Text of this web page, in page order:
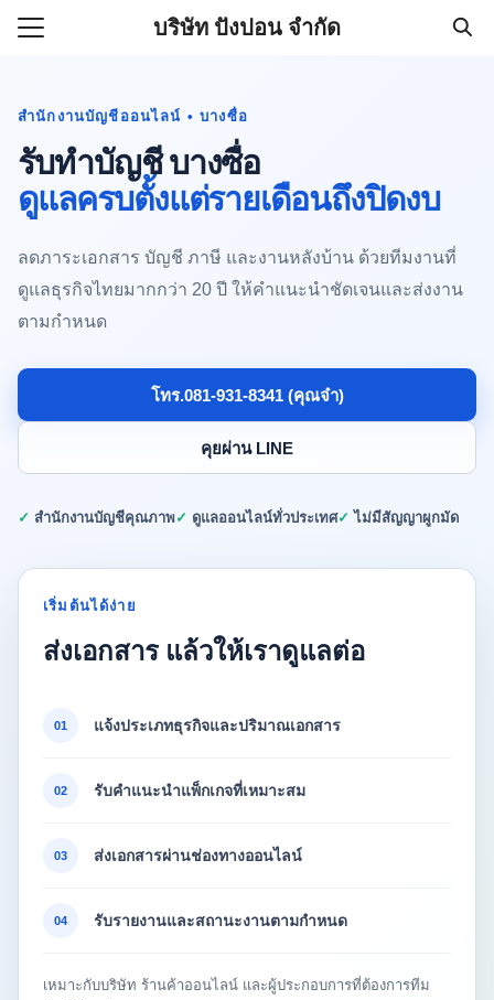
บริษัท ปังปอน จำกัด
บทำบัญชีบริษัทราคาถูก 500
นออนไลน์ (081-931-8341)
สำนักงานบัญชีออนไลน์ • บางซื่อ
รับทำบัญชี บางซื่อ
ดูแลครบตั้งแต่รายเดือนถึงปิดงบ
ลดภาระเอกสาร บัญชี ภาษี และงานหลังบ้าน ด้วยทีมงานที่
ดูแลธุรกิจไทยมากกว่า 20 ปี ให้คำแนะนำชัดเจนและส่งงาน
ตามกำหนด
โทร.081-931-8341 (คุณจ๋า)
คุยผ่าน LINE
✓ สำนักงานบัญชีคุณภาพ ✓ ดูแลออนไลน์ทั่วประเทศ ✓ ไม่มีสัญญาผูกมัด
เริ่มต้นได้ง่าย
ส่งเอกสาร แล้วให้เราดูแลต่อ
01 แจ้งประเภทธุรกิจและปริมาณเอกสาร
02 รับคำแนะนำแพ็กเกจที่เหมาะสม
03 ส่งเอกสารผ่านช่องทางออนไลน์
04 รับรายงานและสถานะงานตามกำหนด
เหมาะกับบริษัท ร้านค้าออนไลน์ และผู้ประกอบการที่ต้องการทีม